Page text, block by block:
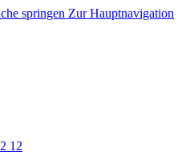
springen Zur Hauptnavigation
12